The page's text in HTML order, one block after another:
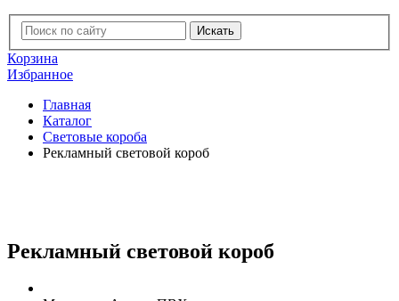
Искать
Корзина
Избранное
Главная
Каталог
Световые короба
Рекламный световой короб
Рекламный световой короб